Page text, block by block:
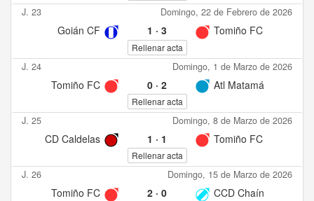
J. 23 Domingo, 22 de Febrero de 2026
Goián CF 1 · 3 Tomiño FC
Rellenar acta
J. 24 Domingo, 1 de Marzo de 2026
Tomiño FC 0· 2 Atl Matamá
Rellenar acta
J. 25 Domingo, 8 de Marzo de 2026
CD Caldelas 1 · 1 Tomiño FC
Rellenar acta
J. 26 Domingo, 15 de Marzo de 2026
Tomiño FC 2· 0 CCD Chaín